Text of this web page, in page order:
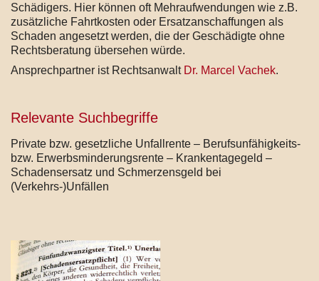
Schädigers. Hier können oft Mehraufwendungen wie z.B.
zusätzliche Fahrtkosten oder Ersatzanschaffungen als
Schaden angesetzt werden, die der Geschädigte ohne
Rechtsberatung übersehen würde.
Ansprechpartner ist Rechtsanwalt Dr. Marcel Vachek.
Relevante Suchbegriffe
Private bzw. gesetzliche Unfallrente – Berufsunfähigkeits-
bzw. Erwerbsminderungsrente – Krankentagegeld –
Schadensersatz und Schmerzensgeld bei
(Verkehrs-)Unfällen